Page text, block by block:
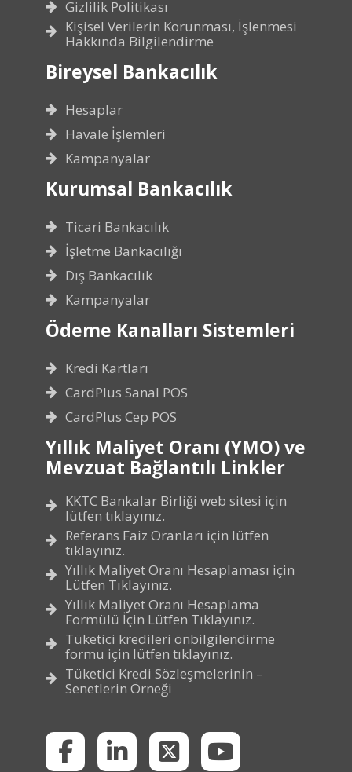
Gizlilik Politikası
Kişisel Verilerin Korunması, İşlenmesi
Hakkında Bilgilendirme
Bireysel Bankacılık
Hesaplar
Havale İşlemleri
Kampanyalar
Kurumsal Bankacılık
Ticari Bankacılık
İşletme Bankacılığı
Dış Bankacılık
Kampanyalar
Ödeme Kanalları Sistemleri
Kredi Kartları
CardPlus Sanal POS
CardPlus Cep POS
Yıllık Maliyet Oranı (YMO) ve
Mevzuat Bağlantılı Linkler
KKTC Bankalar Birliği web sitesi için
lütfen tıklayınız.
Referans Faiz Oranları için lütfen
tıklayınız.
Yıllık Maliyet Oranı Hesaplaması için
Lütfen Tıklayınız.
Yıllık Maliyet Oranı Hesaplama
Formülü İçin Lütfen Tıklayınız.
Tüketici kredileri önbilgilendirme
formu için lütfen tıklayınız.
Tüketici Kredi Sözleşmelerinin –
Senetlerin Örneği